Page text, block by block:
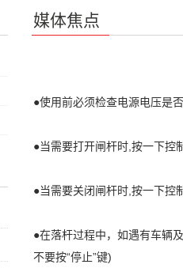
媒体焦点
●使用前必须检查电源电压是
●当需要打开闸杆时,按一下控
●当需要关闭闸杆时,按一下控
●在落杆过程中，如遇有车辆
不要按“停止”键)